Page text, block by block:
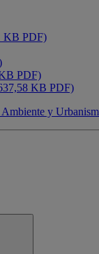
KB PDF)
PDF)
KB PDF)
y